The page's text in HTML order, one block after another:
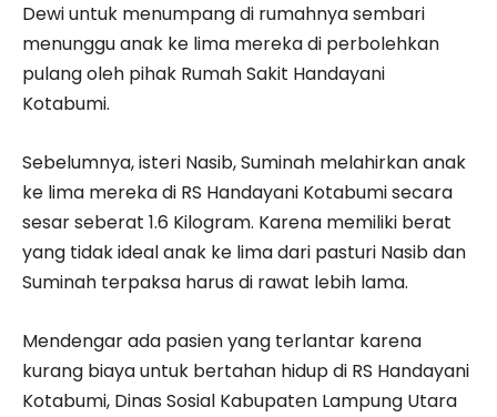
Dewi untuk menumpang di rumahnya sembari
menunggu anak ke lima mereka di perbolehkan
pulang oleh pihak Rumah Sakit Handayani
Kotabumi.
Sebelumnya, isteri Nasib, Suminah melahirkan anak
ke lima mereka di RS Handayani Kotabumi secara
sesar seberat 1.6 Kilogram. Karena memiliki berat
yang tidak ideal anak ke lima dari pasturi Nasib dan
Suminah terpaksa harus di rawat lebih lama.
Mendengar ada pasien yang terlantar karena
kurang biaya untuk bertahan hidup di RS Handayani
Kotabumi, Dinas Sosial Kabupaten Lampung Utara